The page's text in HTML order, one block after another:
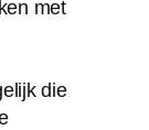
met
die